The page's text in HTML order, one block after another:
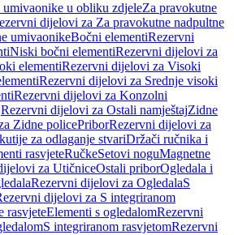
u obliku zdjeleZa pravokutne
dijelovi za Za pravokutne nadpultne
umivaonikeBočni elementiRezervni
Niski bočni elementiRezervni dijelovi za
elementiRezervni dijelovi za Visoki
Rezervni dijelovi za Srednje visoki
Rezervni dijelovi za Konzolni
Rezervni dijelovi za Ostali namještajZidne
Zidne policePriborRezervni dijelovi za
za odlaganje stvariDržači ručnika i
rasvjeteRučkeSetovi noguMagnetne
za UtičniceOstali priborOgledala i
Rezervni dijelovi za OgledalaS
dijelovi za S integriranom
rasvjeteElementi s ogledalomRezervni
S integriranom rasvjetomRezervni